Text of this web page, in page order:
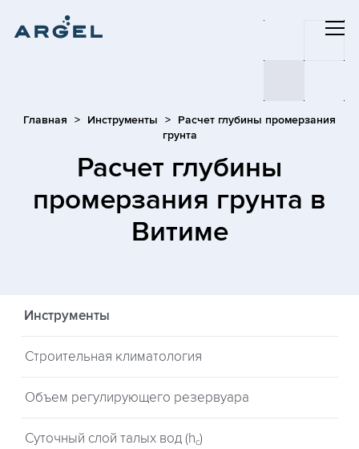
Главная Инструменты
Расчет глубины промерзания
грунта
Расчет глубины
промерзания грунта в
Витиме
Инструменты
Строительная климатология
Объем регулирующего резервуара
Суточный слой талых вод (hc)